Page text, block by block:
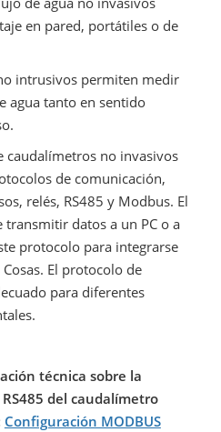
en pared, portátiles o de
intrusivos permiten medir
agua tanto en sentido
caudalímetros no invasivos
de comunicación,
relés, RS485 y Modbus. El
datos a un PC o a
protocolo para integrarse
El protocolo de
para diferentes
técnica sobre la
del caudalímetro
Configuración MODBUS